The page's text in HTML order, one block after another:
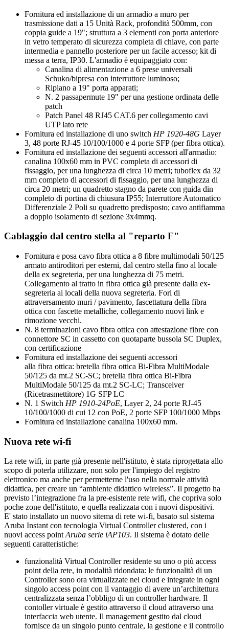
Fornitura ed installazione di un armadio a muro per
trasmissione dati a 15 Unità Rack, profondità 500mm, con
coppia guide a 19"; struttura a 3 elementi con porta anteriore
in vetro temperato di sicurezza completa di chiave, con parte
intermedia e pannello posteriore per un facile accesso; kit di
messa a terra, IP30. L'armadio è equipaggiato con:
Canalina di alimentazione a 6 prese universali
Schuko/bipresa con interruttore luminoso;
Ripiano a 19" porta apparati;
N. 2 passapermute 19" per una gestione ordinata delle
patch
Patch Panel 48 RJ45 CAT.6 per collegamento cavi
UTP lato rete
Fornitura ed installazione di uno switch HP 1920-48G Layer
3, 48 porte RJ-45 10/100/1000 e 4 porte SFP (per fibra ottica).
Fornitura ed installazione dei seguenti accessori all'armadio:
canalina 100x60 mm in PVC completa di accessori di
fissaggio, per una lunghezza di circa 10 metri; tuboflex da 32
mm completo di accessori di fissaggio, per una lunghezza di
circa 20 metri; un quadretto stagno da parete con guida din
completo di portina di chiusura IP55; Interruttore Automatico
Differenziale 2 Poli su quadretto predisposto; cavo antifiamma
a doppio isolamento di sezione 3x4mmq.
Cablaggio dal centro stella al "reparto F"
Fornitura e posa cavo fibra ottica a 8 fibre multimodali 50/125
armato antiroditori per esterni, dal centro stella fino al locale
della ex segreteria, per una lunghezza di 75 metri.
Collegamento al tratto in fibra ottica già presente dalla ex-
segreteria ai locali della nuova segreteria. Fori di
attraversamento muri / pavimento, fascettatura della fibra
ottica con fascette metalliche, collegamento nuovi link e
rimozione vecchi.
N. 8 terminazioni cavo fibra ottica con attestazione fibre con
connettore SC in cassetto con quotaparte bussola SC Duplex,
con certificazione
Fornitura ed installazione dei seguenti accessori
alla fibra ottica: bretella fibra ottica Bi-Fibra MultiModale
50/125 da mt.2 SC-SC; bretella fibra ottica Bi-Fibra
MultiModale 50/125 da mt.2 SC-LC; Transceiver
(Ricetrasmettitore) 1G SFP LC
N. 1 Switch HP 1910-24PoE, Layer 2, 24 porte RJ-45
10/100/1000 di cui 12 con PoE, 2 porte SFP 100/1000 Mbps
Fornitura ed installazione canalina 100x60 mm.
Nuova rete wi-fi
La rete wifi, in parte già presente nell'istituto, è stata riprogettata allo
scopo di poterla utilizzare, non solo per l'impiego del registro
elettronico ma anche per permetterne l'uso nella normale attività
didattica, per creare un “ambiente didattico wireless”. Il progetto ha
previsto l’integrazione fra la pre-esistente rete wifi, che copriva solo
poche zone dell'istituto, e quella realizzata con i nuovi dispositivi.
E' stato installato un nuovo sitema di rete wi-fi, basato sul sistema
Aruba Instant con tecnologia Virtual Controller clustered, con i
nuovi access pointAruba serie iAP103. Il sistema è dotato delle
seguenti caratteristiche:
funzionalità Virtual Controller residente su uno o più access
point della rete, in modalità ridondata: le funzionalità di un
Controller sono ora virtualizzate nel cloud e integrate in ogni
singolo access point con il vantaggio di avere un’architettura
centralizzata senza l’obbligo di un controller hardware. Il
contoller virtuale è gestito attraverso il cloud attraverso una
interfaccia web utente. Il management gestito dal cloud
fornisce da un singolo punto centrale, la gestione e il controllo